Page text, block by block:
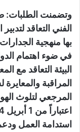
وتضمنت الطلبات:
الفني التعاقد
في ضوء اهتمام
البيئة التعاقد مع
المراقبة
المرجعي لتلوث
استدامة العمل